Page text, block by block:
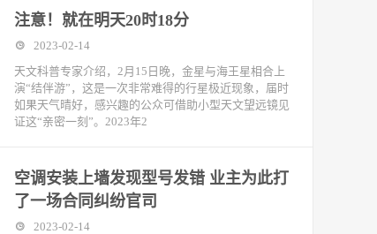
注意！就在明天20时18分
2023-02-14
天文科普专家介绍，2月15日晚，金星与海王星相合上
演“结伴游”，这是一次非常难得的行星极近现象，届时
如果天气晴好，感兴趣的公众可借助小型天文望远镜见
证这“亲密一刻”。2023年2
空调安装上墙发现型号发错 业主为此打
了一场合同纠纷官司
2023-02-14